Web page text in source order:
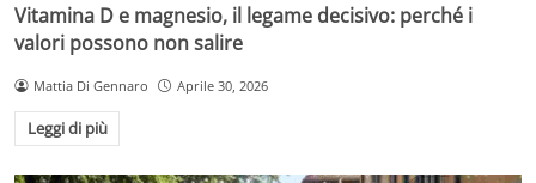
Vitamina D e magnesio, il legame decisivo: perché i
valori possono non salire
Mattia Di Gennaro Aprile 30, 2026
Leggi di più